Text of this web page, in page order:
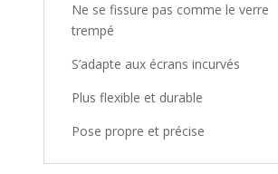
Ne se fissure pas comme le verre
trempé
S’adapte aux écrans incurvés
Plus flexible et durable
Pose propre et précise